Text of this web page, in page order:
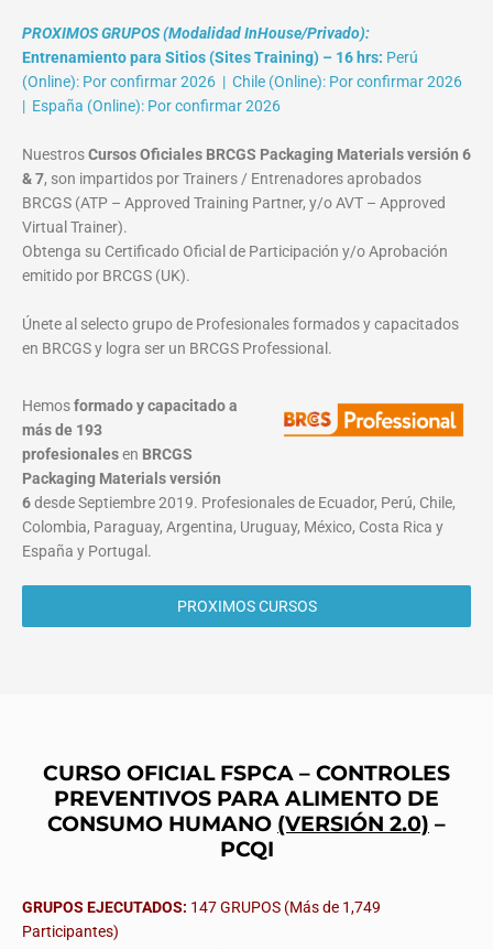
PROXIMOS GRUPOS (Modalidad InHouse/Privado):
Entrenamiento para Sitios (Sites Training) – 16 hrs: Perú
(Online): Por confirmar 2026 | Chile (Online): Por confirmar 2026
| España (Online): Por confirmar 2026
NuestrosCursos Oficiales BRCGS Packaging Materials versión 6
& 7, son impartidos por Trainers / Entrenadores aprobados
BRCGS (ATP – Approved Training Partner, y/o AVT – Approved
Virtual Trainer).
Obtenga su Certificado Oficial de Participación y/o Aprobación
emitido por BRCGS (UK).
Únete al selecto grupo de Profesionales formados y capacitados
en BRCGS y logra ser un BRCGS Professional.
Hemosformado y capacitado a
más de 193
profesionalesen BRCGS
Packaging Materialsversión
6desde Septiembre 2019. Profesionales de Ecuador, Perú, Chile,
Colombia, Paraguay, Argentina, Uruguay, México, Costa Rica y
España y Portugal.
PROXIMOS CURSOS
CURSO OFICIAL FSPCA – CONTROLES
PREVENTIVOS PARA ALIMENTO DE
CONSUMO HUMANO (VERSIÓN 2.0) –
PCQI
GRUPOS EJECUTADOS: 147 GRUPOS (Más de 1,749
Participantes)